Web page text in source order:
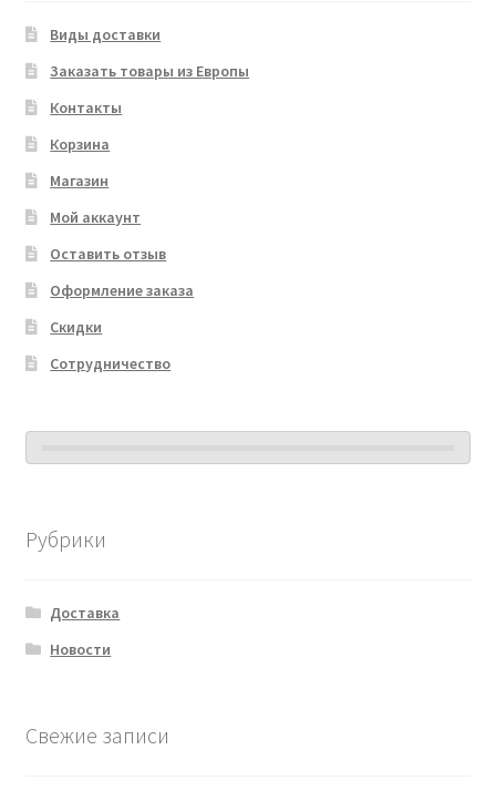
Виды доставки
Заказать товары из Европы
Контакты
Корзина
Магазин
Мой аккаунт
Оставить отзыв
Оформление заказа
Скидки
Сотрудничество
Рубрики
Доставка
Новости
Свежие записи